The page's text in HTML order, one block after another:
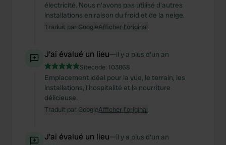
électricité. Nous n'avons pas utilisé d'autres
installations en raison du froid et de la neige.
Traduit par GoogleAfficher l'original
J'ai évalué un lieu—il y a plus d’un an
Sitecode: 103868
Emplacement idéal pour la vue, le terrain, les
installations, l'hospitalité et la nourriture
délicieuse.
Traduit par GoogleAfficher l'original
J'ai évalué un lieu—il y a plus d’un an